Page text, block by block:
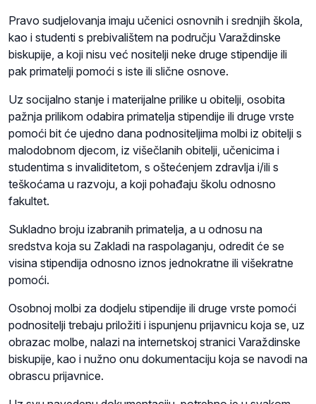
Pravo sudjelovanja imaju učenici osnovnih i srednjih škola,
kao i studenti s prebivalištem na području Varaždinske
biskupije, a koji nisu već nositelji neke druge stipendije ili
pak primatelji pomoći s iste ili slične osnove.
Uz socijalno stanje i materijalne prilike u obitelji, osobita
pažnja prilikom odabira primatelja stipendije ili druge vrste
pomoći bit će ujedno dana podnositeljima molbi iz obitelji s
malodobnom djecom, iz višečlanih obitelji, učenicima i
studentima s invaliditetom, s oštećenjem zdravlja i/ili s
teškoćama u razvoju, a koji pohađaju školu odnosno
fakultet.
Sukladno broju izabranih primatelja, a u odnosu na
sredstva koja su Zakladi na raspolaganju, odredit će se
visina stipendija odnosno iznos jednokratne ili višekratne
pomoći.
Osobnoj molbi za dodjelu stipendije ili druge vrste pomoći
podnositelji trebaju priložiti i ispunjenu prijavnicu koja se, uz
obrazac molbe, nalazi na internetskoj stranici Varaždinske
biskupije, kao i nužno onu dokumentaciju koja se navodi na
obrascu prijavnice.